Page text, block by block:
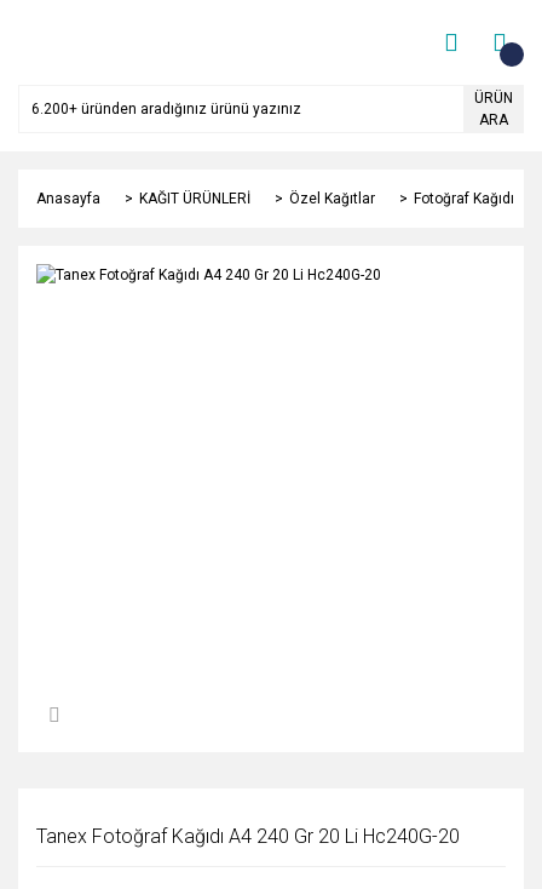
ÜRÜN
ARA
Anasayfa KAĞIT ÜRÜNLERİ Özel Kağıtlar Fotoğraf Kağıdı
Tanex Fotoğraf Kağıdı A4 240 Gr 20 Li Hc240G-20